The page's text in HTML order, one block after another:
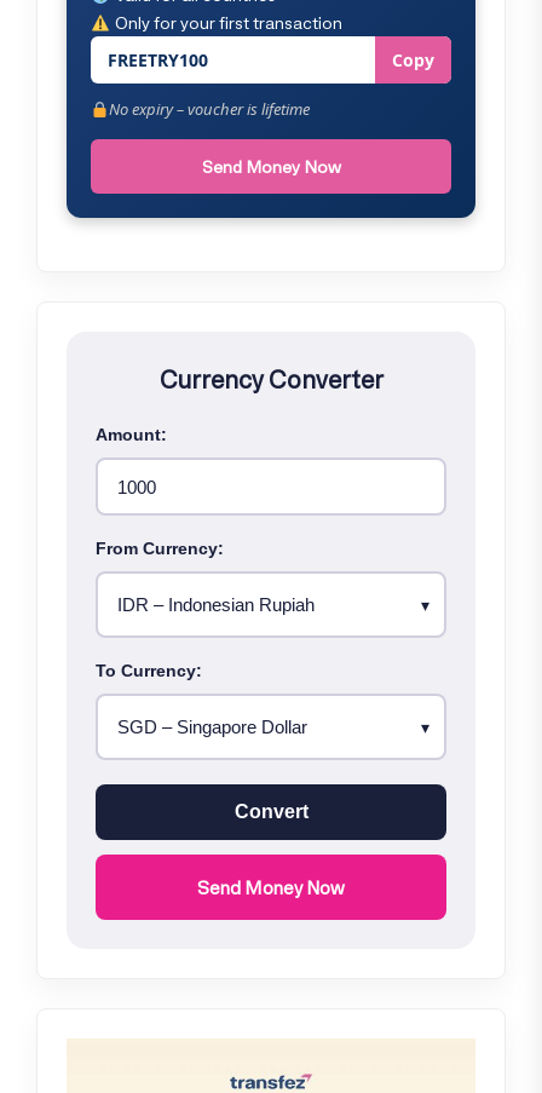
Only for your first transaction
FREETRY100 Copy
No expiry – voucher is lifetime
Send Money Now
Currency Converter
Amount:
From Currency:
To Currency:
Convert
Send Money Now